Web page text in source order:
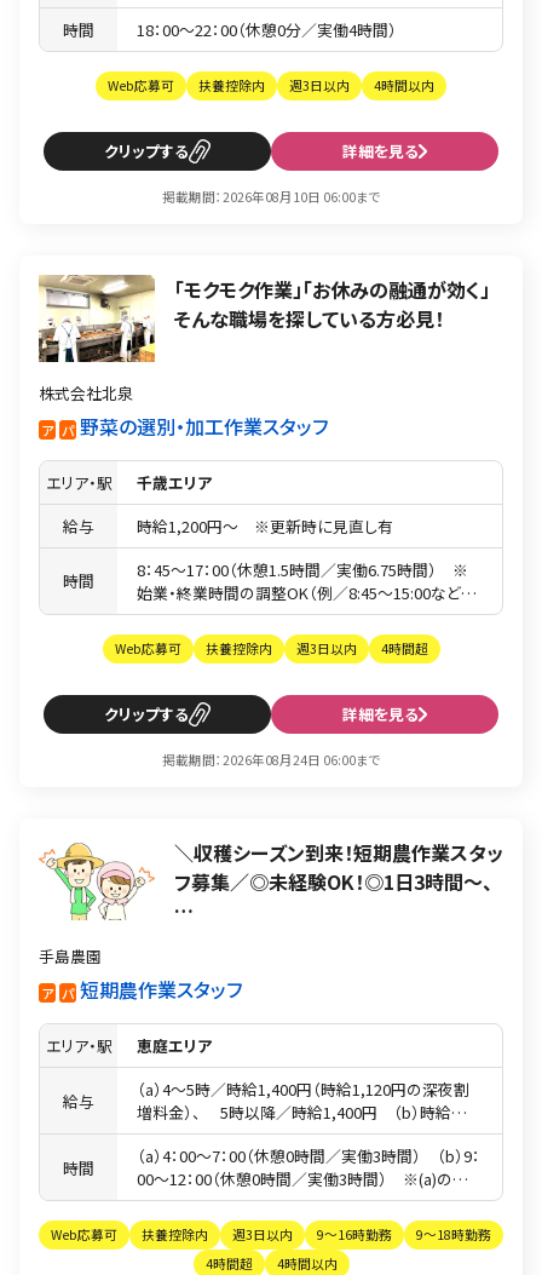
時間
18：00〜22：00（休憩0分／実働4時間）
Web応募可 扶養控除内 週3日以内 4時間以内
クリップ 詳細を見る
掲載期間：2026年08月10日 06:00まで
「モクモク作業」「お休みの融通が効く」
そんな職場を探している方必見！
株式会社北泉
ア パ 野菜の選別・加工作業スタッフ
エリア・駅
千歳エリア
給与
時給1,200円〜 ※更新時に見直し有
時間
8：45〜17：00（休憩1.5時間／実働6.75時間） ※
始業・終業時間の調整OK（例／8:45〜15:00なども
相談可）
Web応募可 扶養控除内 週3日以内 4時間超
クリップ 詳細を見る
掲載期間：2026年08月24日 06:00まで
＼収穫シーズン到来！短期農作業スタッ
フ募集／◎未経験OK！◎1日3時間〜、
…
手島農園
ア パ 短期農作業スタッフ
エリア・駅 恵庭エリア
給与
（a）4〜5時／時給1,400円（時給1,120円の深夜割
増料金）、 5時以降／時給1,400円 （b）時給
1,200円
時間
（a）4：00〜7：00（休憩0時間／実働3時間） （b）9：
00〜12：00（休憩0時間／実働3時間） ※(a)のみ
(b)のみも選択可、(a)(b)の時間帯両方とも働いてい
る方もいます。 ※その他の時間帯もご希望であれ
ばご相談ください。
Web応募可 扶養控除内 週3日以内 9～16時勤務
9～18時勤務
4時間超
4時間以内